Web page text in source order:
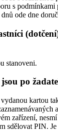
s
ode dne
stanoveni.
po
kartou
zařízení,
sdělovat PIN.